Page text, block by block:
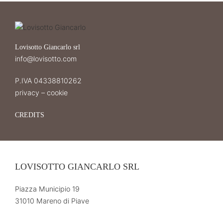
Lovisotto Giancarlo srl
info@lovisotto.com
P.IVA 04338810262
privacy – cookie
CREDITS
LOVISOTTO GIANCARLO SRL
Piazza Municipio 19
31010 Mareno di Piave